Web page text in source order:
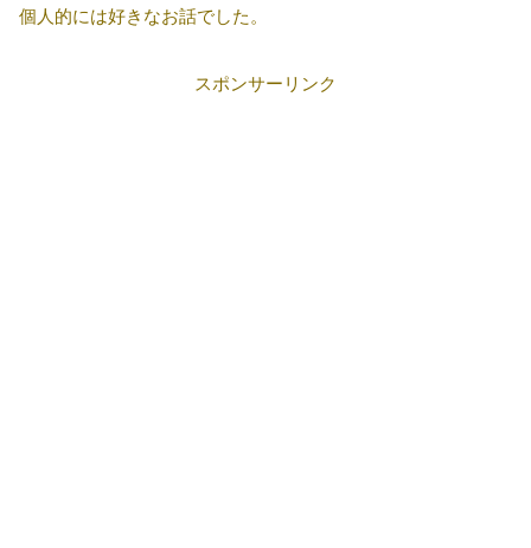
個人的には好きなお話でした。
スポンサーリンク